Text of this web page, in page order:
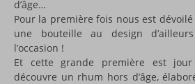
d’âge…
Pour la première fois nous est
une bouteille au design
l’occasion !
Et cette grande première est jour
découvre un rhum hors d’âge,